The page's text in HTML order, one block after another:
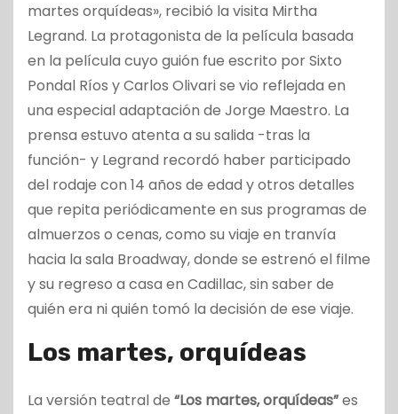
martes orquídeas», recibió la visita Mirtha
Legrand. La protagonista de la película basada
en la película cuyo guión fue escrito por Sixto
Pondal Ríos y Carlos Olivari se vio reflejada en
una especial adaptación de Jorge Maestro. La
prensa estuvo atenta a su salida -tras la
función- y Legrand recordó haber participado
del rodaje con 14 años de edad y otros detalles
que repita periódicamente en sus programas de
almuerzos o cenas, como su viaje en tranvía
hacia la sala Broadway, donde se estrenó el filme
y su regreso a casa en Cadillac, sin saber de
quién era ni quién tomó la decisión de ese viaje.
Los martes, orquídeas
La versión teatral de “Los martes, orquídeas”es